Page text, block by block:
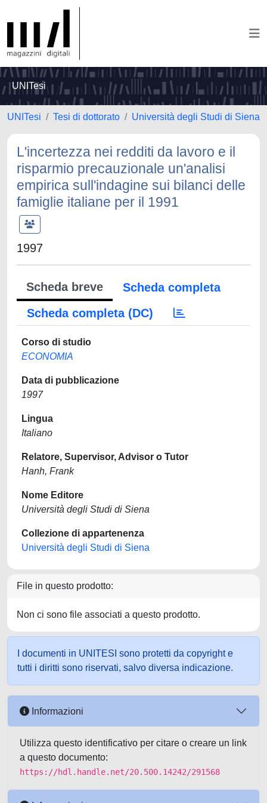
UNITesi
UNITesi Tesi di dottorato Università degli Studi di Siena
L'incertezza nei redditi da lavoro e il
risparmio precauzionale un'analisi
empirica sull'indagine sui bilanci delle
famiglie italiane per il 1991
1997
Scheda breve
Scheda completa
Scheda completa (DC)
Corso di studio
ECONOMIA
Data di pubblicazione
1997
Lingua
Italiano
Relatore, Supervisor, Advisor o Tutor
Hanh, Frank
Nome Editore
Università degli Studi di Siena
Collezione di appartenenza
Università degli Studi di Siena
File in questo prodotto:
Non ci sono file associati a questo prodotto.
I documenti in UNITESI sono protetti da copyright e
tutti i diritti sono riservati, salvo diversa indicazione.
Informazioni
Utilizza questo identificativo per citare o creare un link
a questo documento:
https://hdl.handle.net/20.500.14242/291568